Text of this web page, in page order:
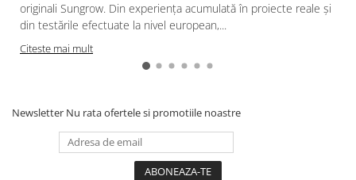
originali Sungrow. Din experiența acumulată în proiecte reale și
din testările efectuate la nivel european,...
Citeste mai mult
Newsletter Nu rata ofertele si promotiile noastre